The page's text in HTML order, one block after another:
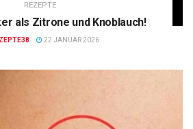
REZEPTE
als Zitrone und Knoblauch!
22 JANUAR 2026